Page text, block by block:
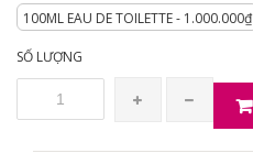
100ML EAU DE TOILETTE - 1.000.000₫
SỐ LƯỢNG